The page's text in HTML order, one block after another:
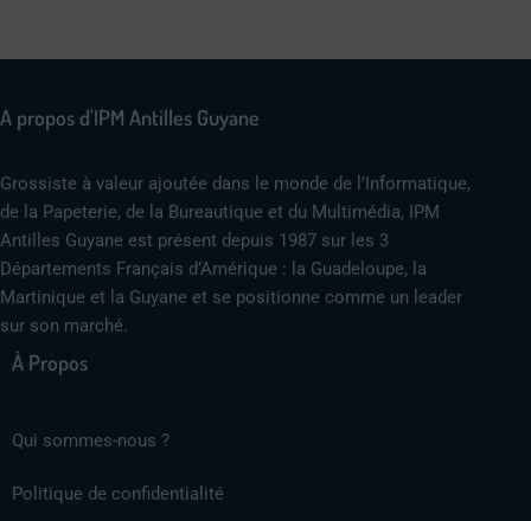
A propos d'IPM Antilles Guyane
Grossiste à valeur ajoutée dans le monde de l’Informatique,
de la Papeterie, de la Bureautique et du Multimédia, IPM
Antilles Guyane est présent depuis 1987 sur les 3
Départements Français d’Amérique : la Guadeloupe, la
Martinique et la Guyane et se positionne comme un leader
sur son marché.
À Propos
Qui sommes-nous ?
Politique de confidentialité